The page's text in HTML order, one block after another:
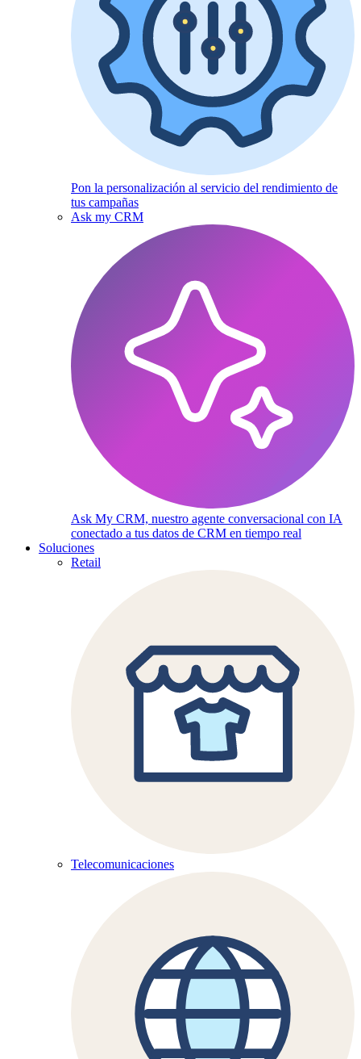
Pon la personalización al servicio del rendimiento de
tus campañas
Ask my CRM
Ask My CRM, nuestro agente conversacional con IA
conectado a tus datos de CRM en tiempo real
Soluciones
Retail
Telecomunicaciones